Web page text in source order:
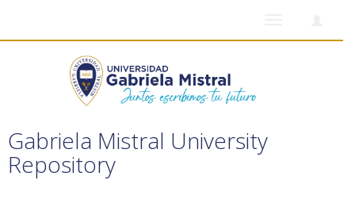
Gabriela Mistral University
Repository